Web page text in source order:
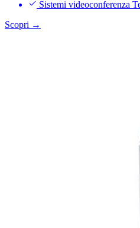
Sistemi videoconferenza
Scopri →